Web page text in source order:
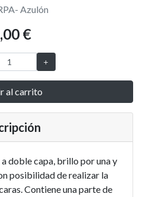
Azulón
€
al carrito
doble capa, brillo por una y
posibilidad de realizar la
Contiene una parte de